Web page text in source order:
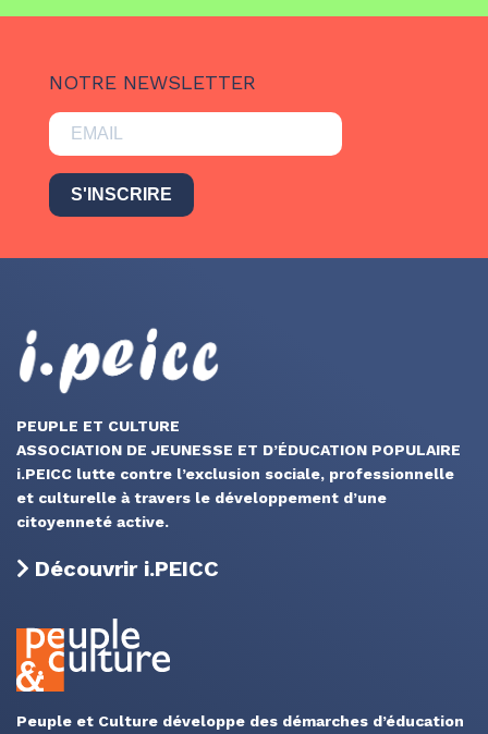
NOTRE NEWSLETTER
S'INSCRIRE
PEUPLE ET CULTURE
ASSOCIATION DE JEUNESSE ET D’ÉDUCATION POPULAIRE
i.PEICC lutte contre l’exclusion sociale, professionnelle
et culturelle à travers le développement d’une
citoyenneté active.
Découvrir i.PEICC
Peuple et Culture développe des démarches d’éducation